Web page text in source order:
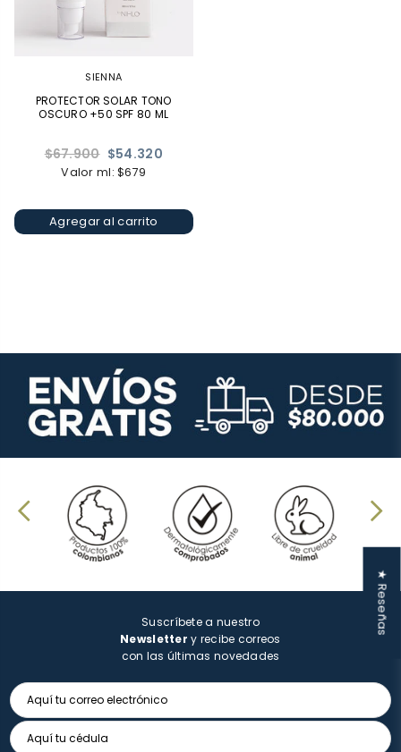
SIENNA
PROTECTOR SOLAR TONO
OSCURO +50 SPF 80 ML
Precio
habitual
$67.900 $54.320
Valor ml: $679
Agregar al carrito
Suscríbete a nuestro
Newsletter y recibe correos
con las últimas novedades
★ Reseñas